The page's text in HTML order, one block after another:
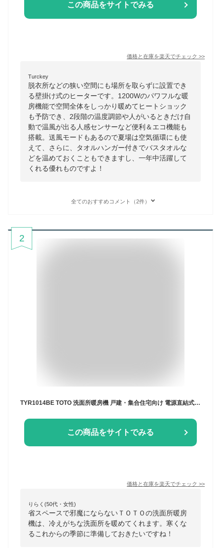
この商品をサイトでみる
価格と在庫を楽天でチェック >>
Turckey
脱衣所などの狭い空間にも場所を取らずに設置でき
る壁掛け式のヒーターです。1200Wのパワフルな暖
房機能で空間全体をしっかり暖めてヒートショック
も予防でき、2段階の温度調節や人がいるときだけ自
動で温風が出る人感センサーなど便利＆エコ機能も
搭載。送風モードもあるので夏場は空気循環にも使
えて、さらに、タオルハンガー付きでバスタオルな
どを温めておくこともできますし、一年中活躍して
くれる優れものですよ！
全てのおすすめコメント（2件）
2
TYR1014BE TOTO 洗面所暖房機 戸建・集合住宅向け 電源直結式 ワイヤードリモコン(有線) 送料無料[]
この商品をサイトでみる
価格と在庫を楽天でチェック >>
りらく(50代・女性)
省スペースで邪魔にならないＴＯＴＯの洗面所暖房
機は、冷えがちな洗面所を暖めてくれます。寒くな
るこれからの季節に準備しておきたいですね！